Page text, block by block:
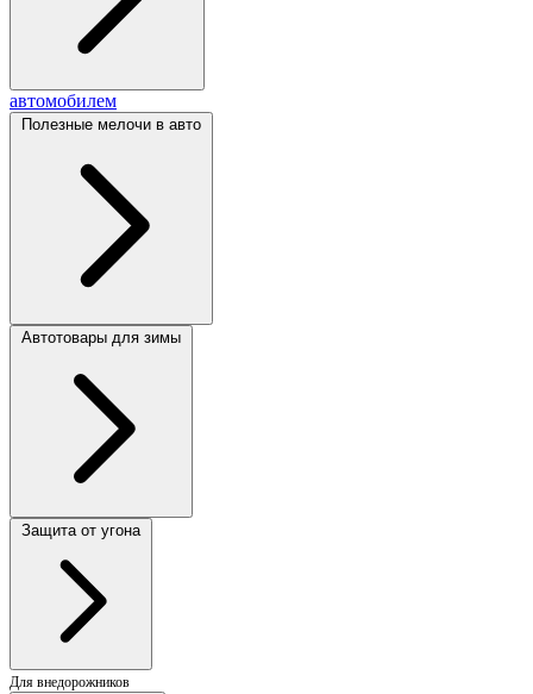
автомобилем
Полезные мелочи в авто
Автотовары для зимы
Защита от угона
Для внедорожников